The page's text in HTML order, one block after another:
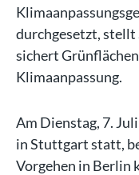
durchgesetzt, stellt
sichert
Klimaanpassung.
Am Dienstag, 7.
in Stuttgart statt,
Vorgehen in Berlin